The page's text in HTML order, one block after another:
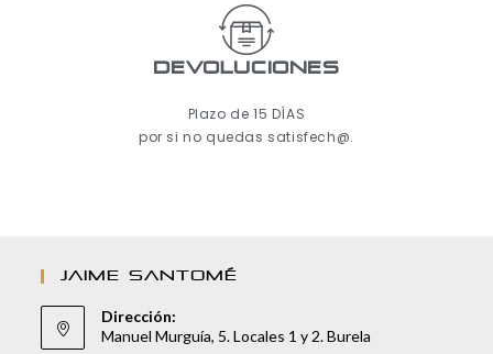
Devoluciones
Plazo de 15 DÍAS
por si no quedas satisfech@.
JAIME SANTOMÉ
Dirección:
Manuel Murguía, 5. Locales 1 y 2. Burela